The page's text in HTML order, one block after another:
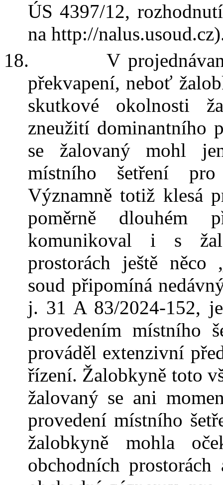
ÚS 4397/12,
na http://
18.
V
překvapení, neboť
skutkové okolnosti
zneužití dominantního
se žalovaný mohl
místního šetření pro
Významně totiž klesá
poměrně dlouhém
komunikoval i s
prostorách ještě něco
soud připomíná
j. 31 A 83/2024-152,
provedením místního
prováděl extenzivní
řízení. Žalobkyně toto
žalovaný se ani
provedení místního
žalobkyně mohla
obchodních prostorách